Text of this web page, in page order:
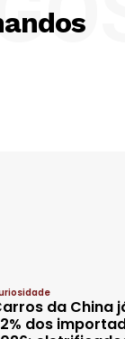
da China
dos